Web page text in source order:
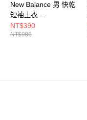
New Balance 男 快乾
短袖上衣
MT41071DEK-F
NT$390
NT$980